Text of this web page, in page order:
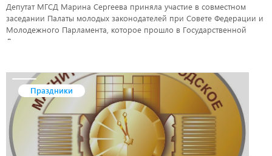
Депутат МГСД Марина Сергеева приняла участие в совместном
заседании Палаты молодых законодателей при Совете Федерации и
Молодежного Парламента, которое прошло в Государственной
Думе.
Праздники